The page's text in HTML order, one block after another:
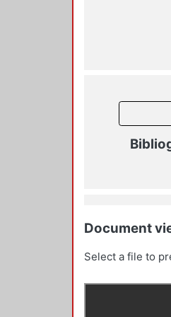
Document
Select a file to